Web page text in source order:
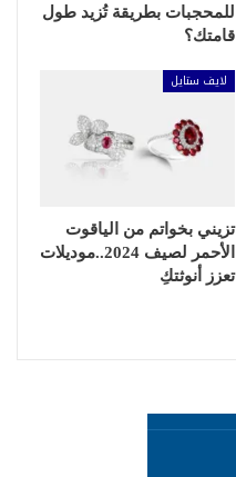
للمحجبات بطريقة تُزيد طول
قامتك؟
لايف ستايل
تزيني بخواتم من الياقوت
الأحمر لصيف 2024..موديلات
تعزز أنوثتكِ